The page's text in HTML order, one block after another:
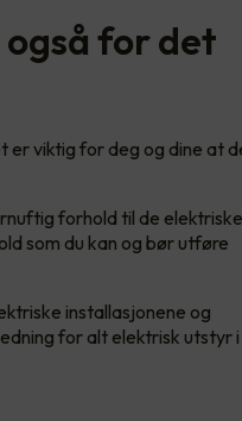
for det
er viktig for deg og dine at
forhold til de elektriske
som du kan og bør utføre
installasjonene og
for alt elektrisk utstyr i